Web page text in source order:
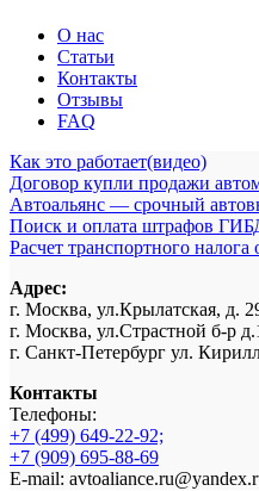
О нас
Статьи
Контакты
Отзывы
FAQ
Как это работает(видео)
Договор купли продажи
Автоальянс — срочный
Поиск и оплата штрафов
Расчет транспортного налога
Адрес:
г. Москва, ул.Крылатская, д.
г. Москва, ул.Страстной б-р
г. Санкт-Петербург ул.
Контакты
Телефоны:
+7 (499) 649-22-92;
+7 (909) 695-88-69
E-mail: